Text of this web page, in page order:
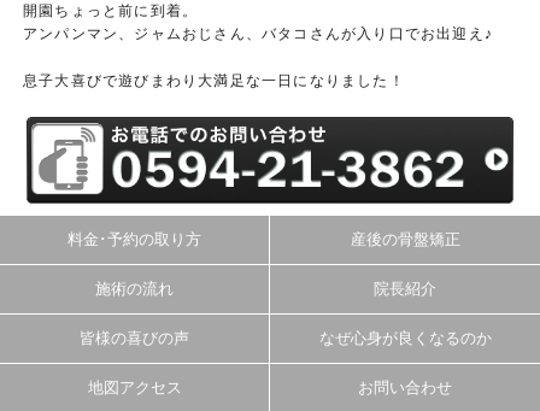
開園ちょっと前に到着。
アンパンマン、ジャムおじさん、バタコさんが入り口でお出迎え♪
息子大喜びで遊びまわり大満足な一日になりました！
料金･予約の取り方 産後の骨盤矯正
施術の流れ 院長紹介
皆様の喜びの声 なぜ心身が良くなるのか
地図アクセス お問い合わせ